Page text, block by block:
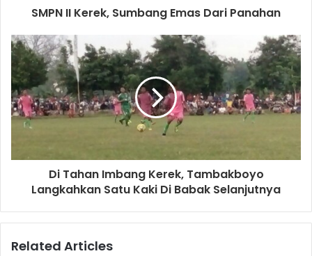
e
s
s
SMPN II Kerek, Sumbang Emas Dari Panahan
Di Tahan Imbang Kerek, Tambakboyo
Langkahkan Satu Kaki Di Babak Selanjutnya
Related Articles